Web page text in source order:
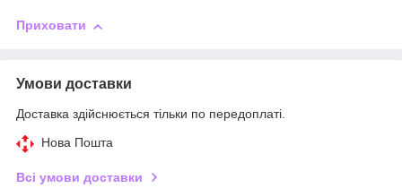
Приховати
Умови доставки
Доставка здійснюється тільки по передоплаті.
Нова Пошта
Всі умови доставки